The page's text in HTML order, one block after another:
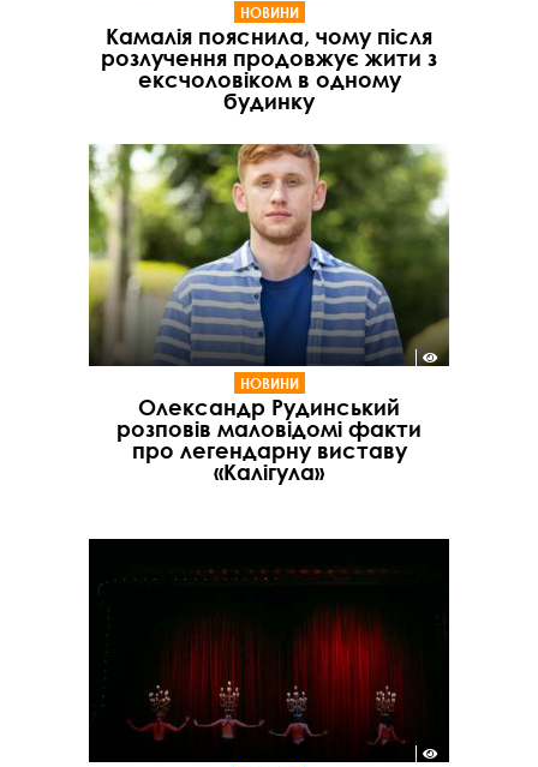
НОВИНИ
Камалія пояснила, чому після
розлучення продовжує жити з
ексчоловіком в одному
будинку
НОВИНИ
Олександр Рудинський
розповів маловідомі факти
про легендарну виставу
«Калігула»